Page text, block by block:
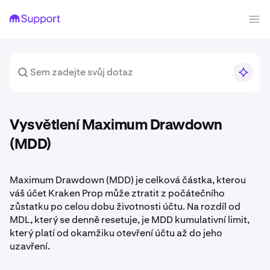
Vysvětlení Maximum Drawdown
(MDD)
Maximum Drawdown (MDD) je celková částka, kterou
váš účet Kraken Prop může ztratit z počátečního
zůstatku po celou dobu životnosti účtu. Na rozdíl od
MDL, který se denně resetuje, je MDD kumulativní limit,
který platí od okamžiku otevření účtu až do jeho
uzavření.